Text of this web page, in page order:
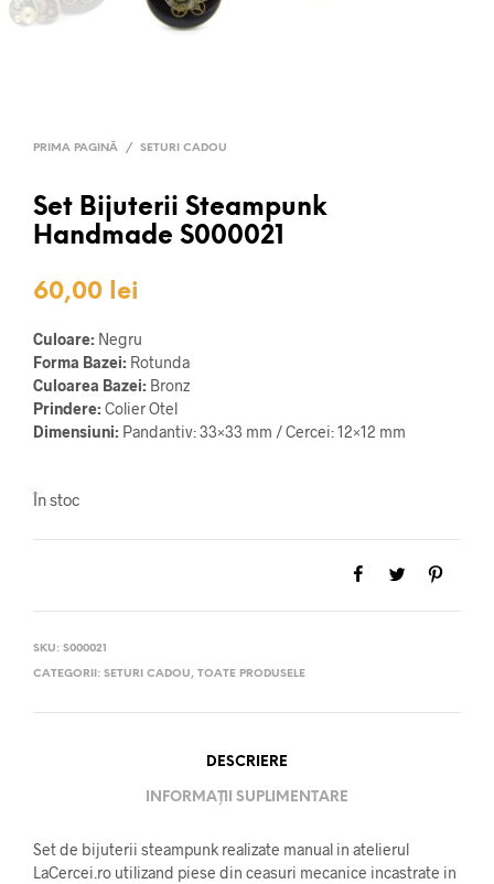
PRIMA PAGINĂ / SETURI CADOU
Set Bijuterii Steampunk
Handmade S000021
60,00 lei
Culoare: Negru
Forma Bazei: Rotunda
Culoarea Bazei: Bronz
Prindere:Colier Otel
Dimensiuni: Pandantiv: 33×33 mm / Cercei: 12×12 mm
În stoc
SKU: S000021
CATEGORII: SETURI CADOU, TOATE PRODUSELE
DESCRIERE
INFORMAȚII SUPLIMENTARE
Set de bijuterii steampunk realizate manual in atelierul
LaCercei.ro utilizand piese din ceasuri mecanice incastrate in